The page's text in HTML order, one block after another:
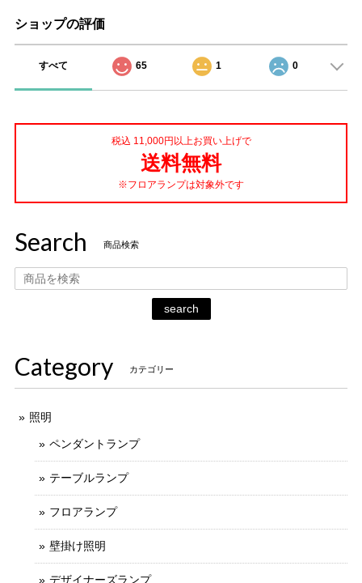
ショップの評価
すべて 65 1 0
税込 11,000円以上お買い上げで
送料無料
※フロアランプは対象外です
Search 商品検索
search
Category カテゴリー
照明
ペンダントランプ
テーブルランプ
フロアランプ
壁掛け照明
デザイナーズランプ